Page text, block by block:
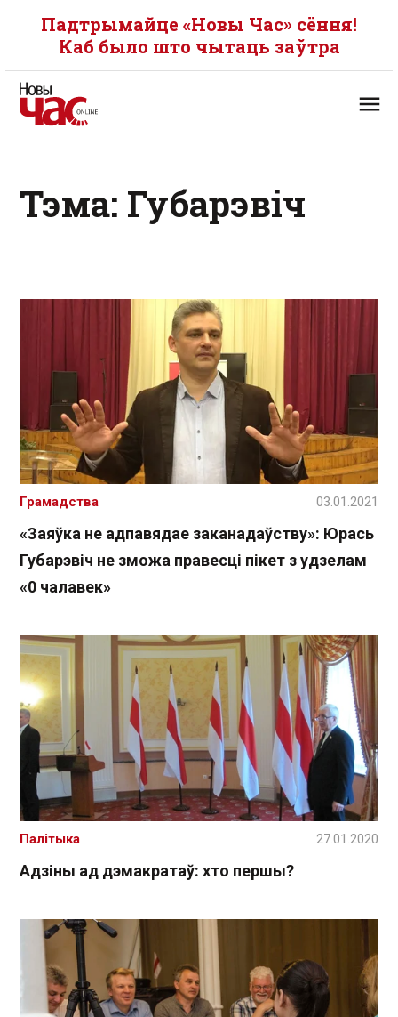
Падтрымайце «Новы Час» сёння!
Каб было што чытаць заўтра
Тэма: Губарэвіч
«Заяўка не адпавядае заканадаўству»: Юрась
Губарэвіч не зможа правесці пікет з удзелам
«0 чалавек»
Грамадства 03.01.2021
Адзіны ад дэмакратаў: хто першы?
Палітыка 27.01.2020